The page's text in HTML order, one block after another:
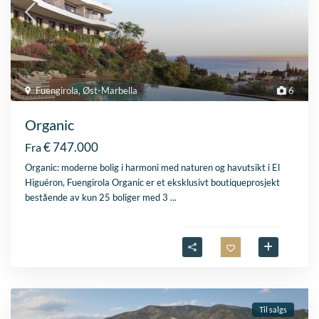
6
Fuengirola,Øst-Marbella
Organic
Fra€ 747.000
Organic: moderne bolig i harmoni med naturen og havutsikt i El
Higuéron, Fuengirola Organic er et eksklusivt boutiqueprosjekt
bestående av kun 25 boliger med 3...
Til salgs